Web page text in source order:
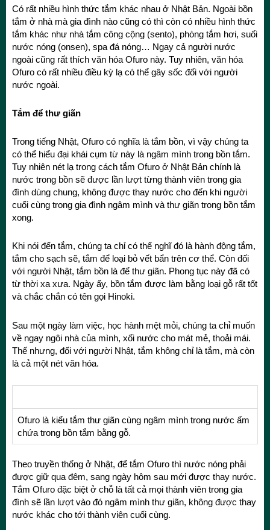
Có rất nhiều hình thức tắm khác nhau ở Nhật Bản. Ngoài bồn
tắm ở nhà mà gia đình nào cũng có thì còn có nhiều hình thức
tắm khác như nhà tắm công cộng (sento), phòng tắm hơi, suối
nước nóng (onsen), spa đá nóng… Ngay cả người nước
ngoài cũng rất thích văn hóa Ofuro này. Tuy nhiên, văn hóa
Ofuro có rất nhiều điều kỳ lạ có thể gây sốc đối với người
nước ngoài.
Tắm để thư giãn
Trong tiếng Nhật, Ofuro có nghĩa là tắm bồn, vì vậy chúng ta
có thể hiểu đại khái cụm từ này là ngâm mình trong bồn tắm.
Tuy nhiên nét lạ trong cách tắm Ofuro ở Nhật Bản chính là
nước trong bồn sẽ được lần lượt từng thành viên trong gia
đình dùng chung, không được thay nước cho đến khi người
cuối cùng trong gia đình ngâm mình và thư giãn trong bồn tắm
xong.
Khi nói đến tắm, chúng ta chỉ có thể nghĩ đó là hành động tắm,
tắm cho sạch sẽ, tắm để loại bỏ vết bẩn trên cơ thể. Còn đối
với người Nhật, tắm bồn là để thư giãn. Phong tục này đã có
từ thời xa xưa. Ngày ấy, bồn tắm được làm bằng loại gỗ rất tốt
và chắc chắn có tên gọi Hinoki.
Sau một ngày làm việc, học hành mệt mỏi, chúng ta chỉ muốn
về ngay ngôi nhà của mình, xối nước cho mát mẻ, thoải mái.
Thế nhưng, đối với người Nhật, tắm không chỉ là tắm, mà còn
là cả một nét văn hóa.
Ofuro là kiểu tắm thư giãn cùng ngâm mình trong nước ấm
chứa trong bồn tắm bằng gỗ.
Theo truyền thống ở Nhật, để tắm Ofuro thì nước nóng phải
được giữ qua đêm, sang ngày hôm sau mới được thay nước.
Tắm Ofuro đặc biệt ở chỗ là tất cả mọi thành viên trong gia
đình sẽ lần lượt vào đó ngâm mình thư giãn, không được thay
nước khác cho tới thành viên cuối cùng.